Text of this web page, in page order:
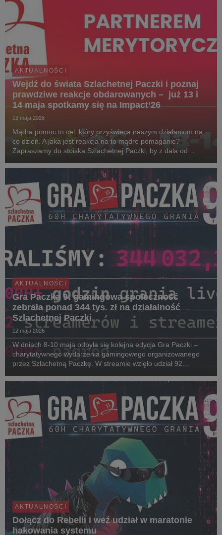
AKTUALNOŚCI
Wejdź do świata Szlachetnej Paczki i poznaj
prawdziwe reakcje obdarowanych – już 13 i
14 maja spotkamy się na Impact’26
13 maja 2026
Mądra pomoc to cel, który przyświeca naszym działaniom na
co dzień. A jaka jest reakcja na to mądre pomaganie?
Zapraszamy do stoiska Szlachetnej Paczki, by z dala od
prawdziwych emocji. Wystarczy wygodnie usiąść, zało...
AKTUALNOŚCI
Gra Paczka 9: gamingowa społeczność
zebrała ponad 344 tys. zł na działalność
Szlachetnej Paczki
12 maja 2026
W dniach 8-10 maja odbyła się kolejna edycja Gra Paczki –
charytatywnego wydarzenia gamingowego organizowanego
przez Szlachetną Paczkę. W streamie wzięło udział 92
Noble Cup zwyciężył Enno, który wraz ze swoją ...
AKTUALNOŚCI
Dołącz do Rebelii i weź udział w maratonie
hakowania systemu